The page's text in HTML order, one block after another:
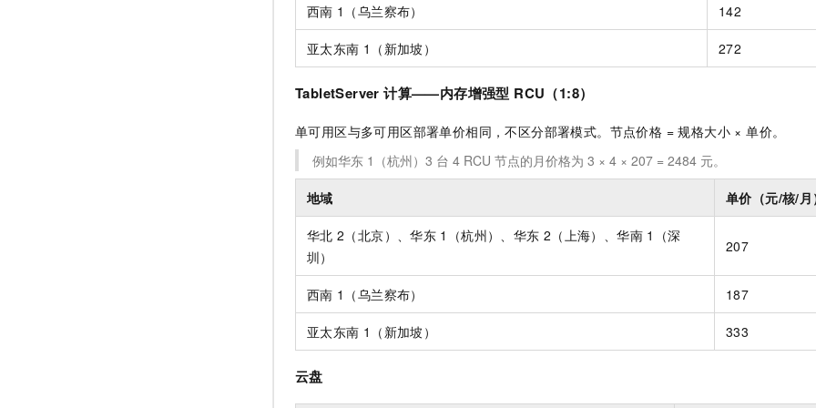
西南 1（乌兰察布） 142
亚太东南 1（新加坡） 272
TabletServer 计算——内存增强型 RCU（1:8）
单可用区与多可用区部署单价相同，不区分部署模式。节点价格 = 规格大小 × 单价。
例如华东 1（杭州）3 台 4 RCU 节点的月价格为 3 × 4 × 207 = 2484 元。
地域 单价（元/核/月
华北 2（北京）、华东 1（杭州）、华东 2（上海）、华南 1（深
圳）
207
西南 1（乌兰察布） 187
亚太东南 1（新加坡） 333
云盘